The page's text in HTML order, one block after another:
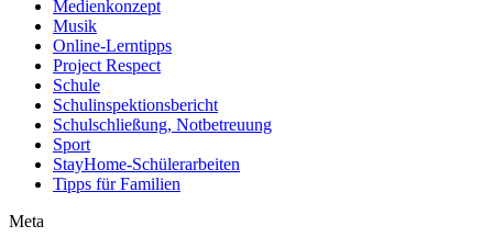
Medienkonzept
Musik
Online-Lerntipps
Project Respect
Schule
Schulinspektionsbericht
Schulschließung, Notbetreuung
Sport
StayHome-Schülerarbeiten
Tipps für Familien
Meta